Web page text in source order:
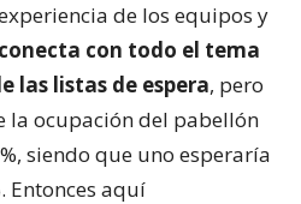
de los equipos y
con todo el tema
las listas de espera, pero
la ocupación del pabellón
siendo que uno esperaría
Entonces aquí